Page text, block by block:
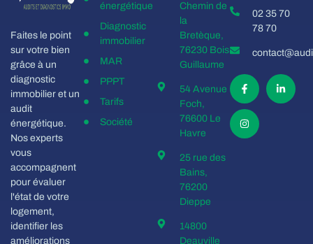
Faites le point
sur votre bien
grâce à un
diagnostic
immobilier et un
audit
énergétique.
Nos experts
vous
accompagnent
pour évaluer
l'état de votre
logement,
identifier les
améliorations
énergétique
Diagnostic
immobilier
MAR
PPPT
Tarifs
Société
Chemin de
la
Bretèque,
76230 Bois
Guillaume
54 Avenue
Foch,
76600 Le
Havre
25 rue des
Bains,
76200
Dieppe
14800
Deauville
02 35 70
78 70